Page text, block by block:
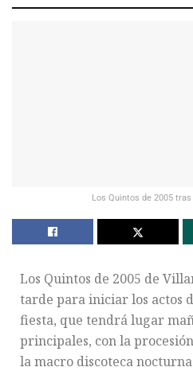
Los Quintos de 2005
Los Quintos de 2005 de
tarde para iniciar los actos
fiesta, que tendrá lugar
principales, con la
la macro discoteca